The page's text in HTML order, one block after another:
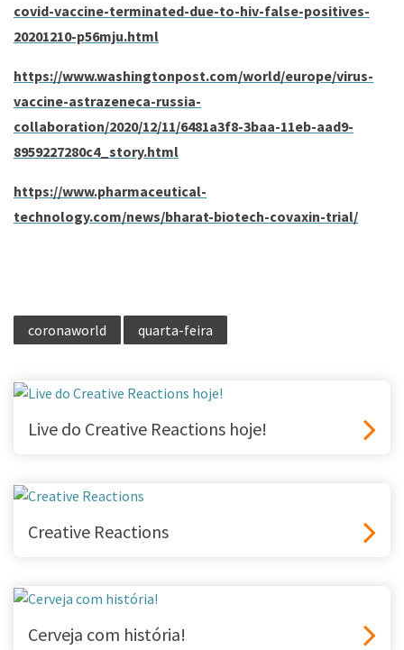
covid-vaccine-terminated-due-to-hiv-false-positives-
20201210-p56mju.html
https://www.washingtonpost.com/world/europe/virus-
vaccine-astrazeneca-russia-
collaboration/2020/12/11/6481a3f8-3baa-11eb-aad9-
8959227280c4_story.html
https://www.pharmaceutical-
technology.com/news/bharat-biotech-covaxin-trial/
coronaworld quarta-feira
Live do Creative Reactions hoje!
Creative Reactions
Cerveja com história!